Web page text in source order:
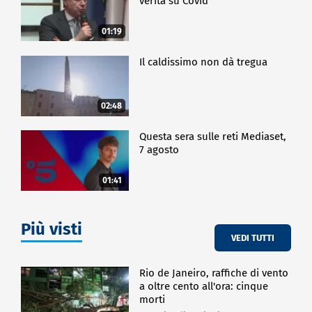
01:19
02:48
Il caldissimo non dà tregua
01:41
Questa sera sulle reti Mediaset,
7 agosto
Più visti VEDI TUTTI
Rio de Janeiro, raffiche di vento
a oltre cento all'ora: cinque
morti